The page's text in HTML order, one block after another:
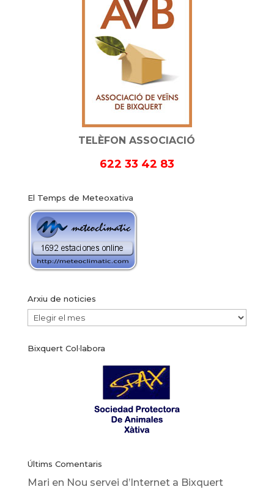
TELÈFON ASSOCIACIÓ
622 33 42 83
El Temps de Meteoxativa
Arxiu de noticies
Arxiu
noticies
Bixquert Col·labora
Últims Comentaris
Mari en Nou servei d’Internet a Bixquert